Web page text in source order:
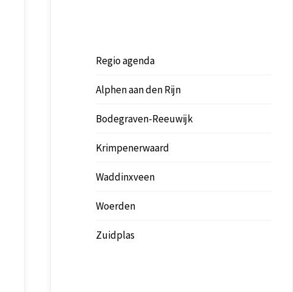
Regio agenda
Alphen aan den Rijn
Bodegraven-Reeuwijk
Krimpenerwaard
Waddinxveen
Woerden
Zuidplas